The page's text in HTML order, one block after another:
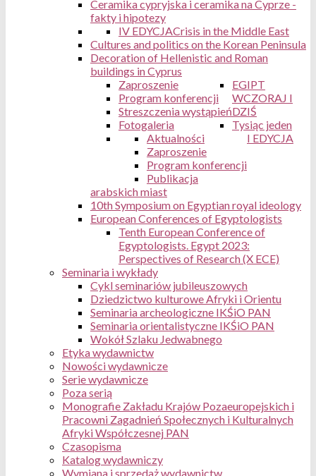
Ceramika cypryjska i ceramika na Cyprze -
fakty i hipotezy
Crisis in the Middle East
IV EDYCJA
Cultures and politics on the Korean Peninsula
Decoration of Hellenistic and Roman
buildings in Cyprus
Zaproszenie
Program konferencji
Streszczenia wystąpień
Fotogaleria
EGIPT
WCZORAJ I
DZIŚ
I EDYCJA
Aktualności
Zaproszenie
Program konferencji
Publikacja
Tysiąc jeden
arabskich miast
10th Symposium on Egyptian royal ideology
European Conferences of Egyptologists
Tenth European Conference of
Egyptologists. Egypt 2023:
Perspectives of Research (X ECE)
Seminaria i wykłady
Cykl seminariów jubileuszowych
Dziedzictwo kulturowe Afryki i Orientu
Seminaria archeologiczne IKŚiO PAN
Seminaria orientalistyczne IKŚiO PAN
Wokół Szlaku Jedwabnego
Etyka wydawnictw
Nowości wydawnicze
Serie wydawnicze
Poza serią
Monografie Zakładu Krajów Pozaeuropejskich i
Pracowni Zagadnień Społecznych i Kulturalnych
Afryki Współczesnej PAN
Czasopisma
Katalog wydawniczy
Wymiana i sprzedaż wydawnictw